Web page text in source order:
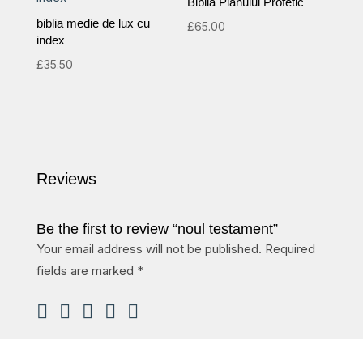
biblia medie de lux cu
index
£35.50
£65.00
Reviews
Be the first to review “noul testament”
Your email address will not be published. Required
fields are marked *